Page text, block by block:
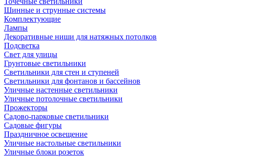
Шинные и струнные системы
Комплектующие
Лампы
Декоративные ниши для натяжных потолков
Подсветка
Свет для улицы
Грунтовые светильники
Светильники для стен и ступеней
Светильники для фонтанов и бассейнов
Уличные настенные светильники
Уличные потолочные светильники
Прожекторы
Садово-парковые светильники
Садовые фигуры
Праздничное освещение
Уличные настольные светильники
Уличные блоки розеток